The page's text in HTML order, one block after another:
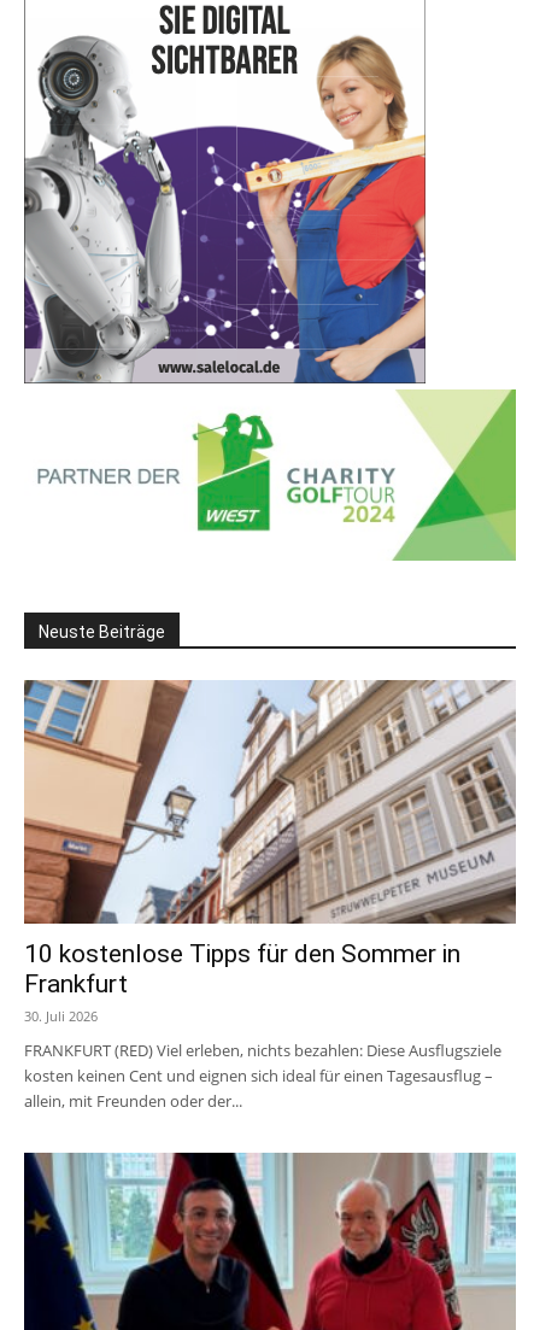
Neuste Beiträge
10 kostenlose Tipps für den Sommer in
Frankfurt
30. Juli 2026
FRANKFURT (RED) Viel erleben, nichts bezahlen: Diese Ausflugsziele
kosten keinen Cent und eignen sich ideal für einen Tagesausflug –
allein, mit Freunden oder der...